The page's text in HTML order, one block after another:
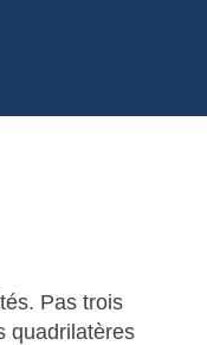
Pas trois
quadrilatères